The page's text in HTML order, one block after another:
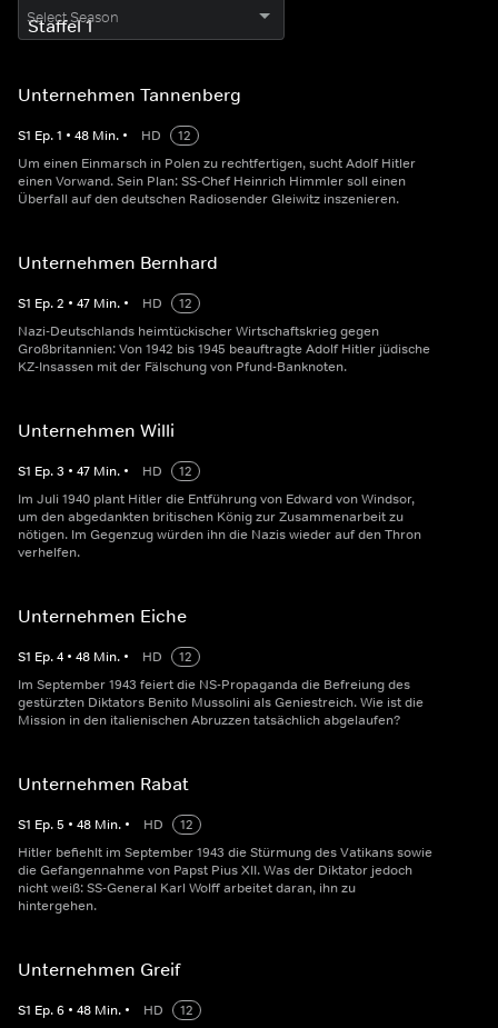
Select Season
Unternehmen Tannenberg
S1 Ep.1 • 48 Min. • HD
12
Um einen Einmarsch in Polen zu rechtfertigen, sucht Adolf Hitler
einen Vorwand. Sein Plan: SS-Chef Heinrich Himmler soll einen
Überfall auf den deutschen Radiosender Gleiwitz inszenieren.
Unternehmen Bernhard
S1 Ep.2 • 47 Min. • HD
12
Nazi-Deutschlands heimtückischer Wirtschaftskrieg gegen
Großbritannien: Von 1942 bis 1945 beauftragte Adolf Hitler jüdische
KZ-Insassen mit der Fälschung von Pfund-Banknoten.
Unternehmen Willi
S1 Ep.3 • 47 Min. • HD
12
Im Juli 1940 plant Hitler die Entführung von Edward von Windsor,
um den abgedankten britischen König zur Zusammenarbeit zu
nötigen. Im Gegenzug würden ihn die Nazis wieder auf den Thron
verhelfen.
Unternehmen Eiche
S1 Ep.4 • 48 Min. • HD
12
Im September 1943 feiert die NS-Propaganda die Befreiung des
gestürzten Diktators Benito Mussolini als Geniestreich. Wie ist die
Mission in den italienischen Abruzzen tatsächlich abgelaufen?
Unternehmen Rabat
S1 Ep.5 • 48 Min. • HD
12
Hitler befiehlt im September 1943 die Stürmung des Vatikans sowie
die Gefangennahme von Papst Pius XII. Was der Diktator jedoch
nicht weiß: SS-General Karl Wolff arbeitet daran, ihn zu
hintergehen.
Unternehmen Greif
S1 Ep.6 • 48 Min. • HD
12